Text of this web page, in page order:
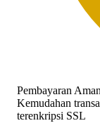
Pembayaran Aman
Kemudahan
terenkripsi SSL